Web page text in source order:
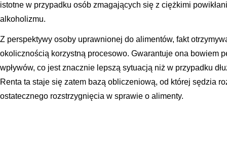
istotne w przypadku osób zmagających się z ciężkimi
alkoholizmu.
Z perspektywy osoby uprawnionej do alimentów, fakt
okolicznością korzystną procesowo. Gwarantuje ona bowiem
wpływów, co jest znacznie lepszą sytuacją niż w przypadku
Renta ta staje się zatem bazą obliczeniową, od której sędzia
ostatecznego rozstrzygnięcia w sprawie o alimenty.